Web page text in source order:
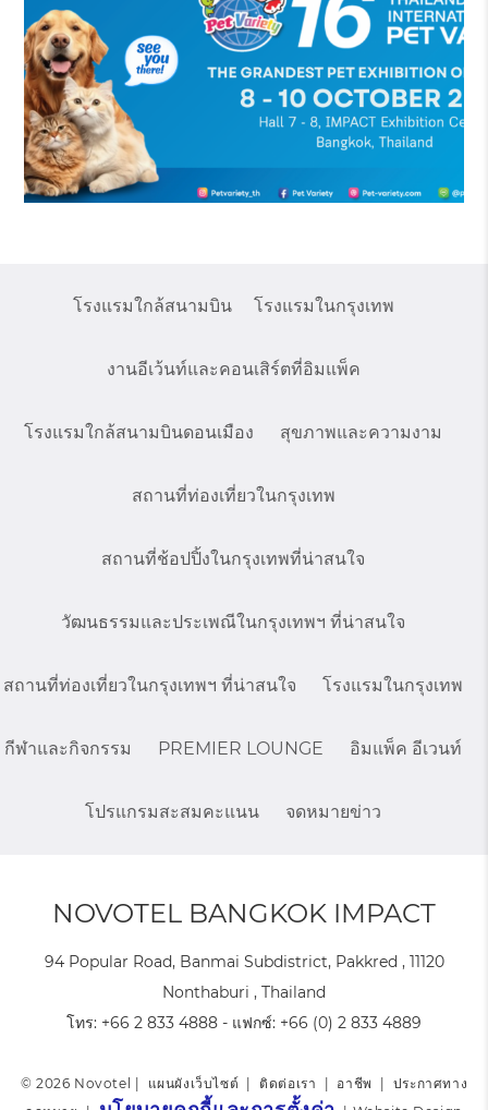
โรงแรมใกล้สนามบิน โรงแรมในกรุงเทพ
งานอีเว้นท์และคอนเสิร์ตที่อิมแพ็ค
โรงแรมใกล้สนามบินดอนเมือง สุขภาพและความงาม
สถานที่ท่องเที่ยวในกรุงเทพ
สถานที่ช้อปปิ้งในกรุงเทพที่น่าสนใจ
วัฒนธรรมและประเพณีในกรุงเทพฯ ที่น่าสนใจ
สถานที่ท่องเที่ยวในกรุงเทพฯ ที่น่าสนใจ โรงแรมในกรุงเทพ
กีฬาและกิจกรรม PREMIER LOUNGE อิมแพ็ค อีเวนท์
โปรแกรมสะสมคะแนน จดหมายข่าว
NOVOTEL BANGKOK IMPACT
94 Popular Road, Banmai Subdistrict, Pakkred , 11120
Nonthaburi , Thailand
โทร: +66 2 833 4888 - แฟกซ์: +66 (0) 2 833 4889
© 2026 Novotel | แผนผังเว็บไซต์ ติดต่อเรา อาชีพ
ประกาศทาง